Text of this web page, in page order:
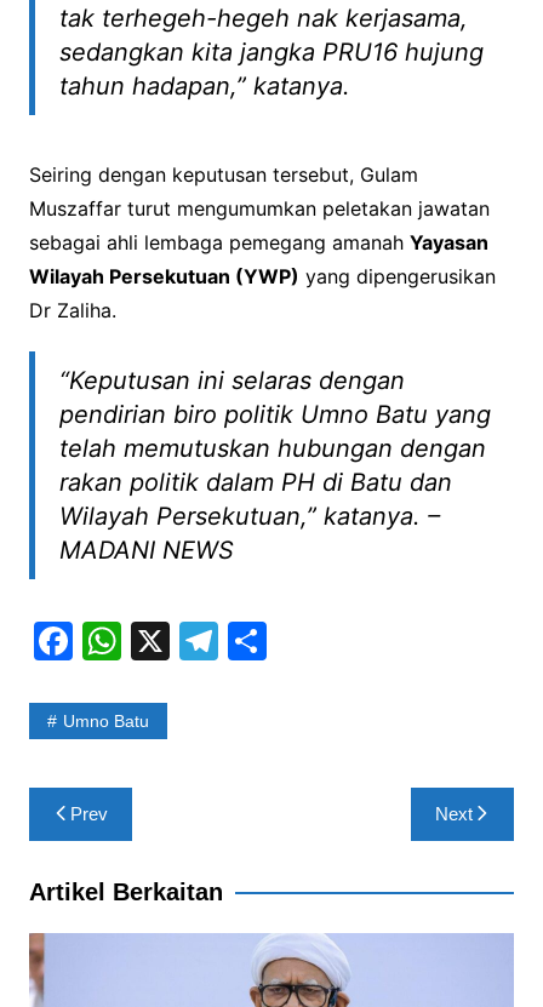
tak terhegeh-hegeh nak kerjasama,
sedangkan kita jangka PRU16 hujung
tahun hadapan,” katanya.
Seiring dengan keputusan tersebut, Gulam
Muszaffar turut mengumumkan peletakan jawatan
sebagai ahli lembaga pemegang amanah Yayasan
Wilayah Persekutuan (YWP) yang dipengerusikan
Dr Zaliha.
“Keputusan ini selaras dengan
pendirian biro politik Umno Batu yang
telah memutuskan hubungan dengan
rakan politik dalam PH di Batu dan
Wilayah Persekutuan,” katanya. –
MADANI NEWS
F
c
b
o
o
k
W
at
A
p
p
X T S
Umno Batu
Post
navigation
Prev Next
Artikel Berkaitan